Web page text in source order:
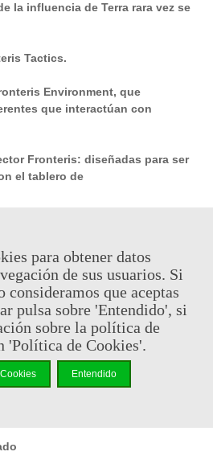
la influencia de Terra rara vez se
Tactics.
Environment, que
que interactúan con
Fronteris: diseñadas para ser
el tablero de
de marcas que incluyen 2
elevada, 3 cubiertas de
grande de piso, 3 secciones
y un conector que se
estos 2 nuevos marcos,
Ryza-Pattern con un techo.
plástico de STC Ryza-Pattern
para obtener datos
de sus usuarios. Si
consideramos que aceptas
pulsa sobre 'Entendido', si
sobre la política de
'Política de Cookies'.
Entendido